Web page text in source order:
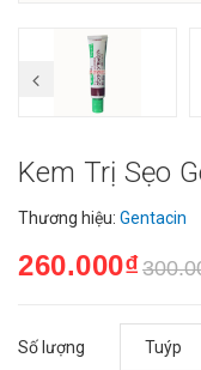
Kem Trị Sẹo
Thương hiệu: Gentacin
260.000₫
Số lượng